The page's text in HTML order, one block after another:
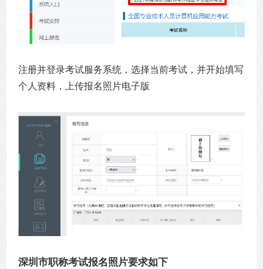
注册并登录考试服务系统，选择当前考试，并开始填写
个人资料，上传报名照片电子版
深圳市职称考试报名照片要求如下